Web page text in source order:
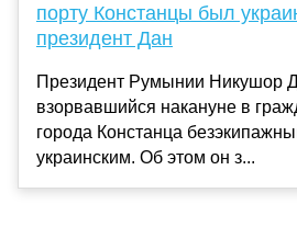
порту Констанцы был
президент Дан
Президент Румынии Никушор
взорвавшийся накануне в
города Констанца
украинским. Об этом он з...